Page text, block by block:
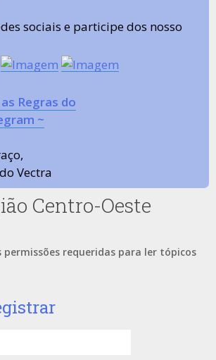
sociais e participe dos nosso
Regras do
~
Vectra
Centro-Oeste
permissões requeridas para ler tópicos